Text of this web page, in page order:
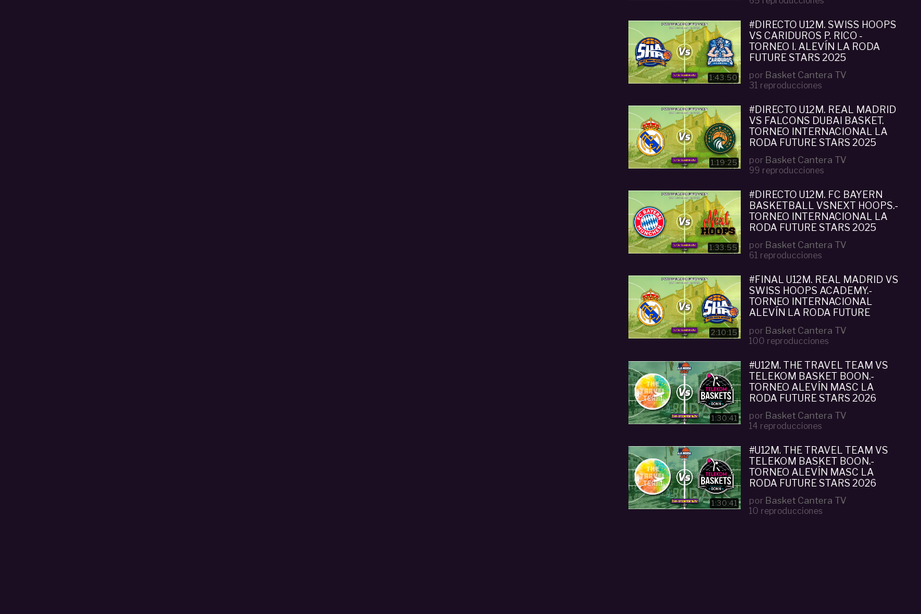
1:43:50
#DIRECTO U12M. SWISS HOOPS
VS CARIDUROS P. RICO -
TORNEO I. ALEVÍN LA RODA
FUTURE STARS 2025
por Basket Cantera TV
31 reproducciones
1:19:25
#DIRECTO U12M. REAL MADRID
VS FALCONS DUBAI BASKET.
TORNEO INTERNACIONAL LA
RODA FUTURE STARS 2025
por Basket Cantera TV
99 reproducciones
1:33:55
#DIRECTO U12M. FC BAYERN
BASKETBALL VSNEXT HOOPS.-
TORNEO INTERNACIONAL LA
RODA FUTURE STARS 2025
por Basket Cantera TV
61 reproducciones
2:10:15
#FINAL U12M. REAL MADRID VS
SWISS HOOPS ACADEMY.-
TORNEO INTERNACIONAL
ALEVÍN LA RODA FUTURE
por Basket Cantera TV
100 reproducciones
1:30:41
#U12M. THE TRAVEL TEAM VS
TELEKOM BASKET BOON.-
TORNEO ALEVÍN MASC LA
RODA FUTURE STARS 2026
por Basket Cantera TV
14 reproducciones
1:30:41
#U12M. THE TRAVEL TEAM VS
TELEKOM BASKET BOON.-
TORNEO ALEVÍN MASC LA
RODA FUTURE STARS 2026
por Basket Cantera TV
10 reproducciones